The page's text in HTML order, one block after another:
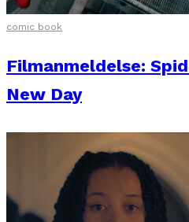
comic book
Filmanmeldelse:
New Day